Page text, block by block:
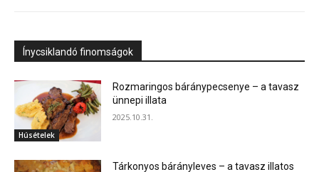
Ínycsiklandó finomságok
Húsételek
Rozmaringos báránypecsenye – a tavasz
ünnepi illata
2025.10.31.
Tárkonyos bárányleves – a tavasz illatos